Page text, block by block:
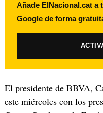
Añade ElNacional.cat a
Google de forma
El presidente de BBVA,
este miércoles con los